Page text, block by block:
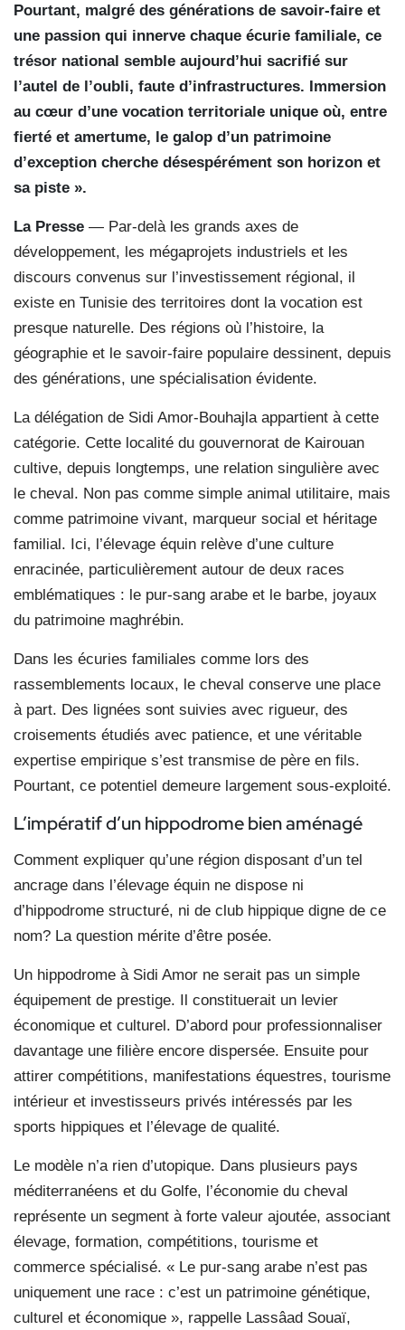
Pourtant, malgré des générations de savoir-faire et
une passion qui innerve chaque écurie familiale, ce
trésor national semble aujourd’hui sacrifié sur
l’autel de l’oubli, faute d’infrastructures. Immersion
au cœur d’une vocation territoriale unique où, entre
fierté et amertume, le galop d’un patrimoine
d’exception cherche désespérément son horizon et
sa piste ».
La Presse — Par-delà les grands axes de
développement, les mégaprojets industriels et les
discours convenus sur l’investissement régional, il
existe en Tunisie des territoires dont la vocation est
presque naturelle. Des régions où l’histoire, la
géographie et le savoir-faire populaire dessinent, depuis
des générations, une spécialisation évidente.
La délégation de Sidi Amor-Bouhajla appartient à cette
catégorie. Cette localité du gouvernorat de Kairouan
cultive, depuis longtemps, une relation singulière avec
le cheval. Non pas comme simple animal utilitaire, mais
comme patrimoine vivant, marqueur social et héritage
familial. Ici, l’élevage équin relève d’une culture
enracinée, particulièrement autour de deux races
emblématiques : le pur-sang arabe et le barbe, joyaux
du patrimoine maghrébin.
Dans les écuries familiales comme lors des
rassemblements locaux, le cheval conserve une place
à part. Des lignées sont suivies avec rigueur, des
croisements étudiés avec patience, et une véritable
expertise empirique s’est transmise de père en fils.
Pourtant, ce potentiel demeure largement sous-exploité.
L’impératif d’un hippodrome bien aménagé
Comment expliquer qu’une région disposant d’un tel
ancrage dans l’élevage équin ne dispose ni
d’hippodrome structuré, ni de club hippique digne de ce
nom? La question mérite d’être posée.
Un hippodrome à Sidi Amor ne serait pas un simple
équipement de prestige. Il constituerait un levier
économique et culturel. D’abord pour professionnaliser
davantage une filière encore dispersée. Ensuite pour
attirer compétitions, manifestations équestres, tourisme
intérieur et investisseurs privés intéressés par les
sports hippiques et l’élevage de qualité.
Le modèle n’a rien d’utopique. Dans plusieurs pays
méditerranéens et du Golfe, l’économie du cheval
représente un segment à forte valeur ajoutée, associant
élevage, formation, compétitions, tourisme et
commerce spécialisé. « Le pur-sang arabe n’est pas
uniquement une race : c’est un patrimoine génétique,
culturel et économique », rappelle Lassâad Souaï,